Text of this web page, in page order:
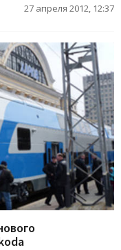
27 апреля 2012, 12:37